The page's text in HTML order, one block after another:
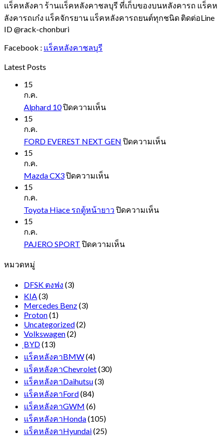
แร็คหลังคา ร้านแร็คหลังคาชลบุรี ที่เก็บของบนหลังคารถ แร็คห
ลังคารถเก๋ง แร็คจักรยาน แร็คหลังคารถยนต์ทุกชนิด ติดต่อLine
ID @rack-chonburi
Facebook : แร็คหลังคาชลบุรี
Latest Posts
15
ก.ค.
Alphard 10ปิดความเห็นบน
15
ก.ค.
FORD EVEREST NEXT GEN ปิดความเห็นบน
15
ก.ค.
Mazda CX3ปิดความเห็นบน
15
ก.ค.
Toyota Hiace รถตู้หน้ายาว ปิดความเห็นบน
15
ก.ค.
PAJERO SPORT ปิดความเห็นบน
หมวดหมู่
DFSK ตงฟง (3)
KIA(3)
Mercedes Benz(3)
Proton(1)
Uncategorized(2)
Volkswagen(2)
ฺBYD(13)
แร็คหลังคาBMW(4)
แร็คหลังคาChevrolet(30)
แร็คหลังคาDaihutsu(3)
แร็คหลังคาFord(84)
แร็คหลังคาGWM (6)
แร็คหลังคาHonda(105)
แร็คหลังคาHyundai(25)